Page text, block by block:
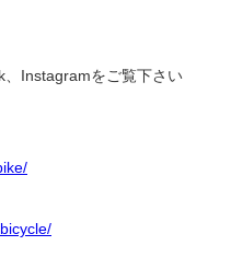
Instagramをご覧下さい